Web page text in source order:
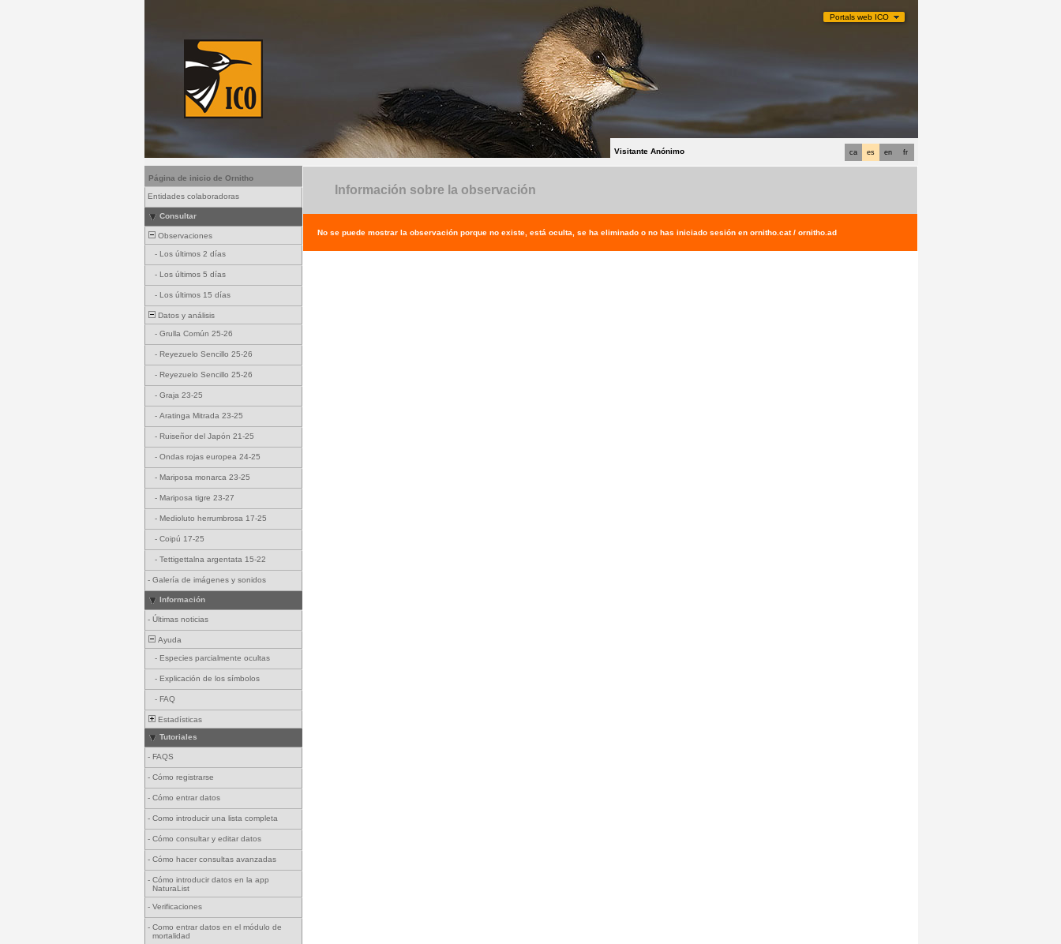
Portals web ICO
fr
en
es
ca
Visitante Anónimo
Página de inicio de Ornitho
Entidades colaboradoras
Consultar
Observaciones
- Los últimos 2 días
- Los últimos 5 días
- Los últimos 15 días
Datos y análisis
- Grulla Común 25-26
- Reyezuelo Sencillo 25-26
- Reyezuelo Sencillo 25-26
- Graja 23-25
- Aratinga Mitrada 23-25
- Ruiseñor del Japón 21-25
- Ondas rojas europea 24-25
- Mariposa monarca 23-25
- Mariposa tigre 23-27
- Medioluto herrumbrosa 17-25
- Coipú 17-25
- Tettigettalna argentata 15-22
- Galería de imágenes y sonidos
Información
- Últimas noticias
Ayuda
- Especies parcialmente ocultas
- Explicación de los símbolos
- FAQ
Estadísticas
Tutoriales
- FAQS
- Cómo registrarse
- Cómo entrar datos
- Como introducir una lista completa
- Cómo consultar y editar datos
- Cómo hacer consultas avanzadas
- Cómo introducir datos en la app
NaturaList
- Verificaciones
- Como entrar datos en el módulo de
mortalidad
Información sobre la observación
No se puede mostrar la observación porque no existe, está oculta, se ha eliminado o no has iniciado sesión en ornitho.cat / ornitho.ad